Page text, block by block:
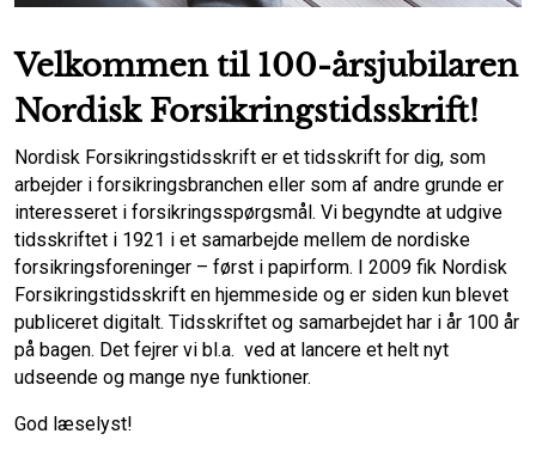
Velkommen til 100-årsjubilaren
Nordisk Forsikringstidsskrift!
Nordisk Forsikringstidsskrift er et tidsskrift for dig, som
arbejder i forsikringsbranchen eller som af andre grunde er
interesseret i forsikringsspørgsmål. Vi begyndte at udgive
tidsskriftet i 1921 i et samarbejde mellem de nordiske
forsikringsforeninger – først i papirform. I 2009 fik Nordisk
Forsikringstidsskrift en hjemmeside og er siden kun blevet
publiceret digitalt. Tidsskriftet og samarbejdet har i år 100 år
på bagen. Det fejrer vi bl.a. ved at lancere et helt nyt
udseende og mange nye funktioner.
God læselyst!